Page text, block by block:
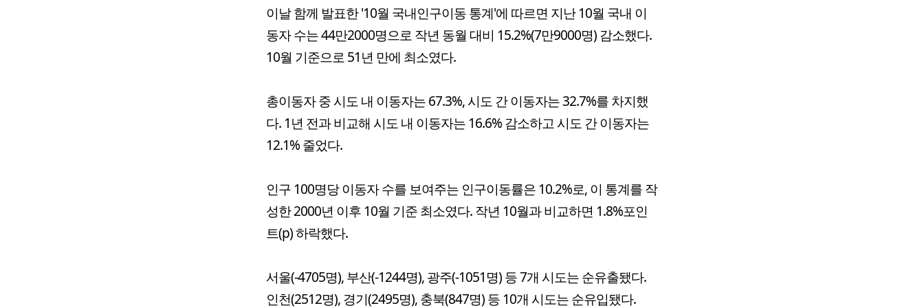
이날 함께 발표한 '10월 국내인구이동 통계'에 따르면 지난 10월 국내 이
동자 수는 44만2000명으로 작년 동월 대비 15.2%(7만9000명) 감소했다.
10월 기준으로 51년 만에 최소였다.
총이동자 중 시도 내 이동자는 67.3%, 시도 간 이동자는 32.7%를 차지했
다. 1년 전과 비교해 시도 내 이동자는 16.6% 감소하고 시도 간 이동자는
12.1% 줄었다.
인구 100명당 이동자 수를 보여주는 인구이동률은 10.2%로, 이 통계를 작
성한 2000년 이후 10월 기준 최소였다. 작년 10월과 비교하면 1.8%포인
트(p) 하락했다.
서울(-4705명), 부산(-1244명), 광주(-1051명) 등 7개 시도는 순유출됐다.
인천(2512명), 경기(2495명), 충북(847명) 등 10개 시도는 순유입됐다.